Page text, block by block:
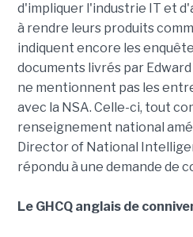
d'impliquer l'industrie IT et
à rendre leurs produits
indiquent encore les
documents livrés par
ne mentionnent pas les
avec la NSA. Celle-ci, tout
renseignement national
Director of National
répondu à une demande de
Le GHCQ anglais de